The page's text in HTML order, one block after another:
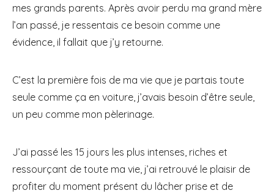
mes grands parents. Après avoir perdu ma grand mère
l’an passé, je ressentais ce besoin comme une
évidence, il fallait que j’y retourne.
C’est la première fois de ma vie que je partais toute
seule comme ça en voiture, j’avais besoin d’être seule,
un peu comme mon pèlerinage.
J’ai passé les 15 jours les plus intenses, riches et
ressourçant de toute ma vie, j’ai retrouvé le plaisir de
profiter du moment présent du lâcher prise et de